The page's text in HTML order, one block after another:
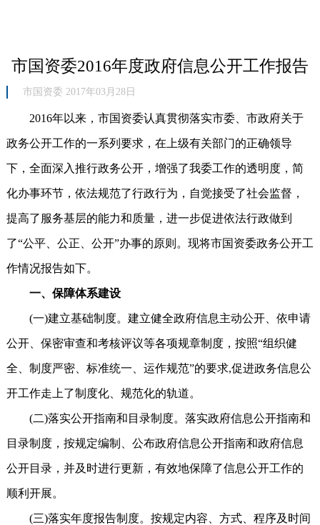
市国资委2016年度政府信息公开工作报告
市国资委 2017年03月28日
2016年以来，市国资委认真贯彻落实市委、市政府关于
政务公开工作的一系列要求，在上级有关部门的正确领导
下，全面深入推行政务公开，增强了我委工作的透明度，简
化办事环节，依法规范了行政行为，自觉接受了社会监督，
提高了服务基层的能力和质量，进一步促进依法行政做到
了“公平、公正、公开”办事的原则。现将市国资委政务公开工
作情况报告如下。
一、保障体系建设
(一)建立基础制度。建立健全政府信息主动公开、依申请
公开、保密审查和考核评议等各项规章制度，按照“组织健
全、制度严密、标准统一、运作规范”的要求,促进政务信息公
开工作走上了制度化、规范化的轨道。
(二)落实公开指南和目录制度。落实政府信息公开指南和
目录制度，按规定编制、公布政府信息公开指南和政府信息
公开目录，并及时进行更新，有效地保障了信息公开工作的
顺利开展。
(三)落实年度报告制度。按规定内容、方式、程序及时间